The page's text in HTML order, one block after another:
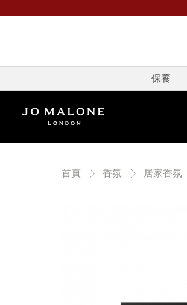
保養
首頁 香氛 居家香氛